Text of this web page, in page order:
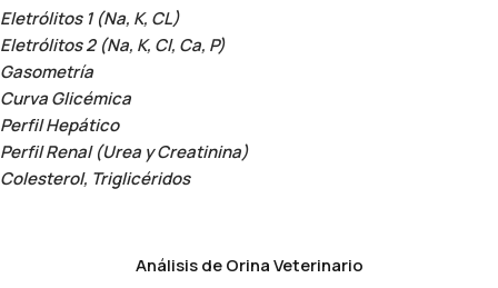
Eletrólitos 1 (Na, K, CL)
Eletrólitos 2 (Na, K, Cl, Ca, P)
Gasometría
Curva Glicémica
Perfil Hepático
Perfil Renal (Urea y Creatinina)
Colesterol, Triglicéridos
Análisis de Orina Veterinario